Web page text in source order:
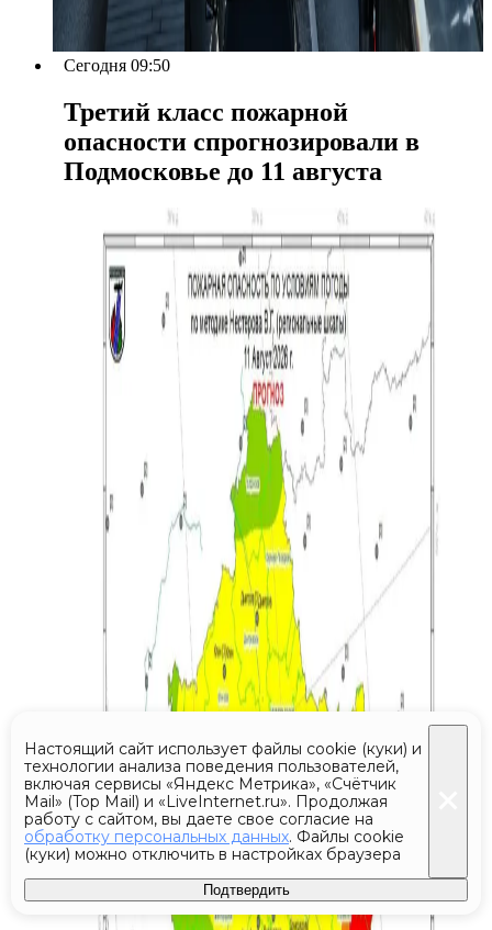
Сегодня 09:50
Третий класс пожарной
опасности спрогнозировали в
Подмосковье до 11 августа
Настоящий сайт использует файлы cookie (куки) и
технологии анализа поведения пользователей,
включая сервисы «Яндекс Метрика», «Счётчик
Mail» (Top Mail) и «LiveInternet.ru». Продолжая
работу с сайтом, вы даете свое согласие на
обработку персональных данных. Файлы cookie
(куки) можно отключить в настройках браузера
Подтвердить